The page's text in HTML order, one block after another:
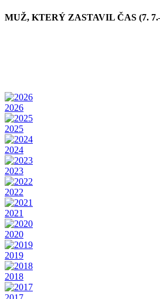
MUŽ, KTERÝ ZASTAVIL ČAS (7.
2026
2025
2024
2023
2022
2021
2020
2019
2018